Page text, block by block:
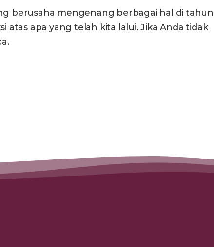
berusaha mengenang berbagai hal di tahun
atas apa yang telah kita lalui. Jika Anda tidak